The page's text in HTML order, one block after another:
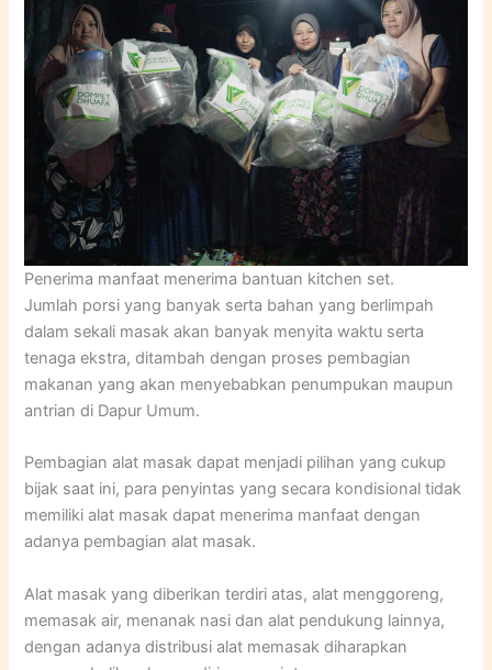
Penerima manfaat menerima bantuan kitchen set.
Jumlah porsi yang banyak serta bahan yang berlimpah
dalam sekali masak akan banyak menyita waktu serta
tenaga ekstra, ditambah dengan proses pembagian
makanan yang akan menyebabkan penumpukan maupun
antrian di Dapur Umum.
Pembagian alat masak dapat menjadi pilihan yang cukup
bijak saat ini, para penyintas yang secara kondisional tidak
memiliki alat masak dapat menerima manfaat dengan
adanya pembagian alat masak.
Alat masak yang diberikan terdiri atas, alat menggoreng,
memasak air, menanak nasi dan alat pendukung lainnya,
dengan adanya distribusi alat memasak diharapkan